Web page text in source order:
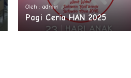
Oleh : admin
Pagi Ceria HAN 2025